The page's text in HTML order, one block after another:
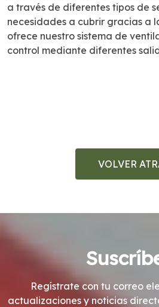
a través de diferentes tipos de
necesidades a cubrir gracias a
ofrece nuestro sistema de
control mediante diferentes
VOLVER
Regístrate con tu correo
actualizaciones y noticias